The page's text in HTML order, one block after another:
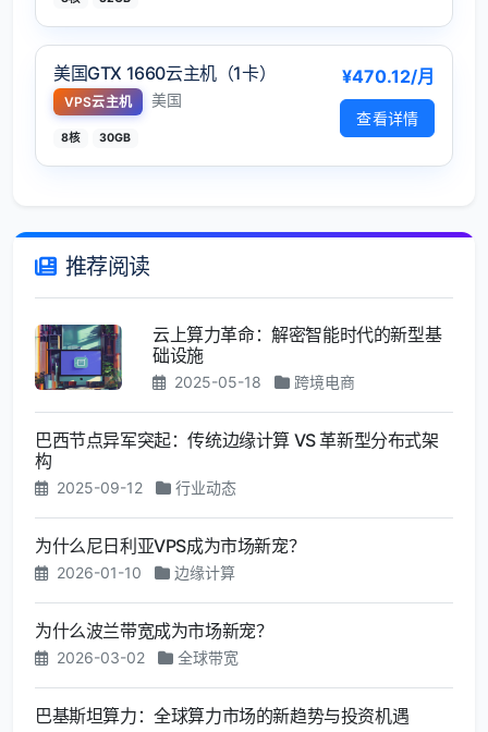
美国GTX 1660云主机（1卡）
VPS云主机 美国
8核 30GB
¥470.12/月
查看详情
推荐阅读
云上算力革命：解密智能时代的新型基
础设施
2025-05-18 跨境电商
巴西节点异军突起：传统边缘计算 VS 革新型分布式架
构
2025-09-12 行业动态
为什么尼日利亚VPS成为市场新宠？
2026-01-10 边缘计算
为什么波兰带宽成为市场新宠？
2026-03-02 全球带宽
巴基斯坦算力：全球算力市场的新趋势与投资机遇